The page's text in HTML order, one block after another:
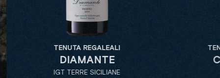
TENUTA REGALEALI
DIAMANTE
IGT TERRE SICILIANE